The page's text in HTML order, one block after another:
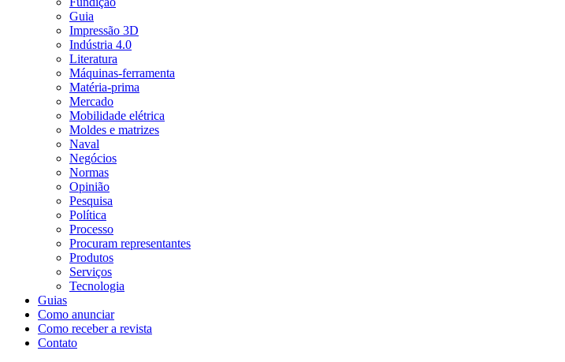
Guia
Impressão 3D
Indústria 4.0
Literatura
Máquinas-ferramenta
Matéria-prima
Mercado
Mobilidade elétrica
Moldes e matrizes
Naval
Negócios
Normas
Opinião
Pesquisa
Política
Processo
Procuram representantes
Produtos
Serviços
Tecnologia
Guias
Como anunciar
Como receber a revista
Contato